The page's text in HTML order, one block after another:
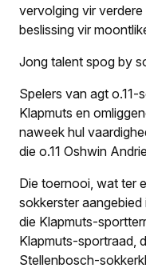
vervolging vir
beslissing vir
Jong talent spog by
Spelers van agt o.11-
Klapmuts en
naweek hul
die o.11 Oshwin
Die toernooi, wat ter
sokkerster
die Klapmuts-
Klapmuts-sportraad,
Stellenbosch-